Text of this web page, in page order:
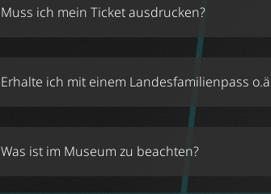
Muss ich mein Ticket ausdrucken?
Erhalte ich mit einem Landesfamilienpass
Was ist im Museum zu beachten?